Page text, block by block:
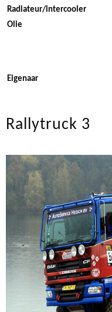
Radiateur/intercooler
Olie
Eigenaar
Rallytruck 3